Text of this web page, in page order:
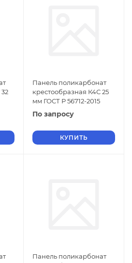
Панель поликарбонат
крестообразная К4С 25
мм ГОСТ Р 56712-2015
По запросу
КУПИТЬ
Панель поликарбонат